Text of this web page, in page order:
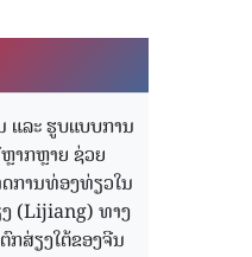
ແລະ ຮູບແບບການ
າກຫຼາຍ ຊ່ວຍ
ການທ່ອງທ່ຽວໃນ
(Lijiang) ທາງ
ກສ່ຽງໃຕ້ຂອງຈີນ